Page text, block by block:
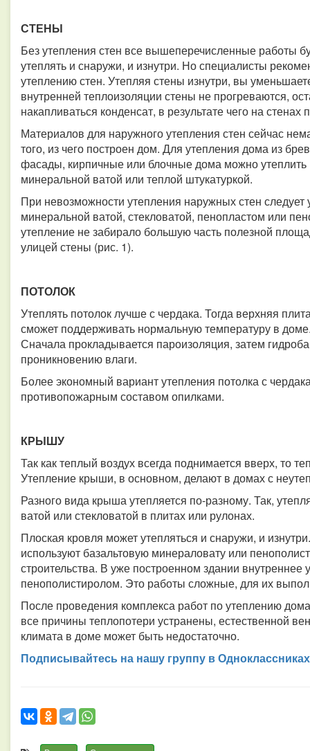
СТЕНЫ
Без утепления стен все вышеперечисленные работы
утеплять и снаружи, и изнутри. Но специалисты
утеплению стен. Утепляя стены изнутри, вы
внутренней теплоизоляции стены не прогреваются,
накапливаться конденсат, в результате чего на стенах
Материалов для наружного утепления стен сейчас
того, из чего построен дом. Для утепления дома из
фасады, кирпичные или блочные дома можно
минеральной ватой или теплой штукатуркой.
При невозможности утепления наружных стен
минеральной ватой, стекловатой, пенопластом или
утепление не забирало большую часть полезной
улицей стены (рис. 1).
ПОТОЛОК
Утеплять потолок лучше с чердака. Тогда верхняя
сможет поддерживать нормальную температуру в
Сначала прокладывается пароизоляция, затем
проникновению влаги.
Более экономный вариант утепления потолка с
противопожарным составом опилками.
КРЫШУ
Так как теплый воздух всегда поднимается вверх, то
Утепление крыши, в основном, делают в домах с
Разного вида крыша утепляется по-разному. Так,
ватой или стекловатой в плитах или рулонах.
Плоская кровля может утепляться и снаружи, и
используют базальтовую минераловату или
строительства. В уже построенном здании
пенополистиролом. Это работы сложные, для их
После проведения комплекса работ по утеплению
все причины теплопотери устранены, естественной
климата в доме может быть недостаточно.
Подписывайтесь на нашу группу в Одноклассниках